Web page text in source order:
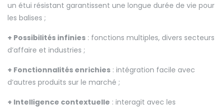
un étui résistant garantissent une longue durée de vie pour
les balises ;
+ Possibilités infinies : fonctions multiples, divers secteurs
d’affaire et industries ;
+ Fonctionnalités enrichies : intégration facile avec
d’autres produits sur le marché ;
+ Intelligence contextuelle : interagit avec les